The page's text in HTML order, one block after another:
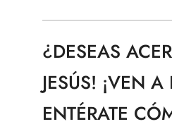
¿DESEAS
JESÚS! ¡VEN A
ENTÉRATE